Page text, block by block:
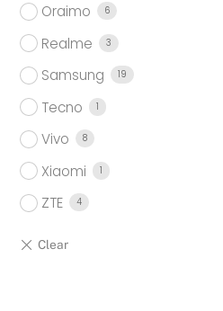
Oraimo 6
Realme 3
Samsung 19
Tecno 1
Vivo 8
Xiaomi 1
ZTE 4